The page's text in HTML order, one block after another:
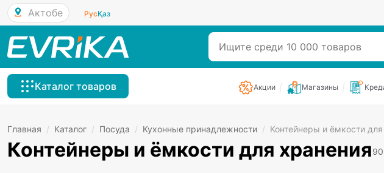
Актобе РусҚаз
Каталог товаров Акции Магазины
Главная / Каталог / Посуда / Кухонные принадлежности / Контейнеры и ёмкости
Контейнеры и ёмкости для хранения